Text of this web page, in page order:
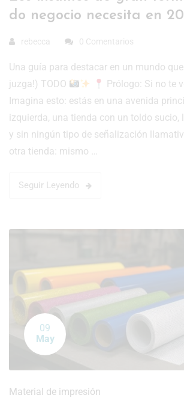
do negocio necesita en
rebecca 0 Comentarios
Una guía para destacar en un mundo que
juzga!) TODO
Prólogo: Si no te
Imagina esto: estás en una avenida
izquierda, una tienda con un toldo sucio,
y sin ningún tipo de señalización
otra tienda: mismo …
Seguir Leyendo
09
May
Material de impresión